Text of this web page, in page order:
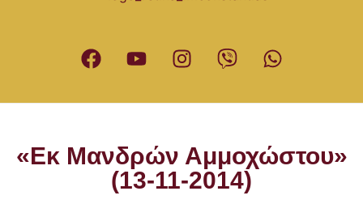
«Εκ Μανδρών Αμμοχώστου»
(13-11-2014)